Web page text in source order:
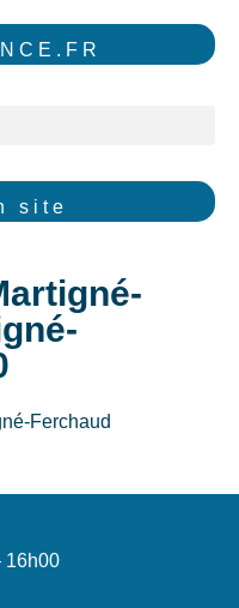
site
Ferchaud
16h00